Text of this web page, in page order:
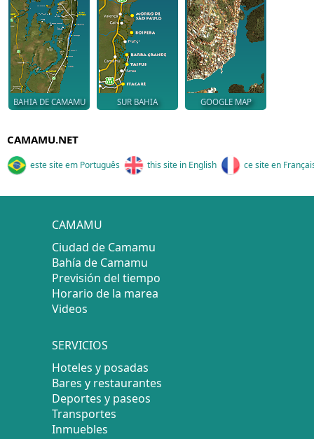
BAHIA DE CAMAMU SUR BAHIA GOOGLE MAP
CAMAMU.NET
este site em Português this site in English ce site en
CAMAMU
Ciudad de Camamu
Bahía de Camamu
Previsión del tiempo
Horario de la marea
Videos
SERVICIOS
Hoteles y posadas
Bares y restaurantes
Deportes y paseos
Transportes
Inmuebles